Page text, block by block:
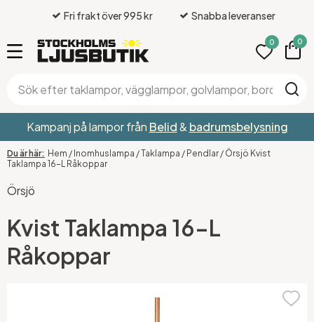
Fri frakt över 995 kr Snabba leveranser
0 0
Kampanj på lampor från Belid& badrumsbelysning
Hem / Inomhuslampa /Taklampa / Pendlar / Örsjö Kvist
Taklampa 16-L Råkoppar
Örsjö
Kvist Taklampa 16-L
Råkoppar